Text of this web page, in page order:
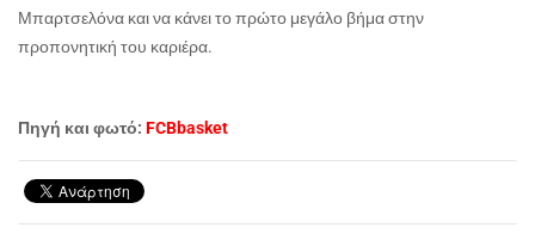
Μπαρτσελόνα και να κάνει το πρώτο μεγάλο βήμα στην
προπονητική του καριέρα.
Πηγή και φωτό: FCBbasket